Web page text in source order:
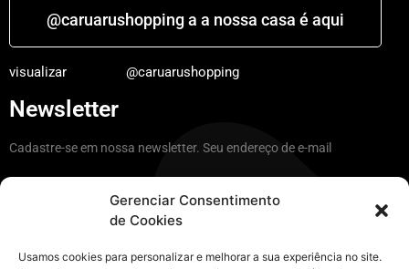
Gerenciar Consentimento
de Cookies
Usamos cookies para personalizar e melhorar a sua experiência no site.
@caruarushopping a a nossa casa é aqui
visualizar @caruarushopping
Newsletter
Cadastre-se em nossa newsletter. Seu endereço de e-mail
Ficar por dentro